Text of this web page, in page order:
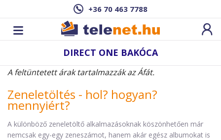
+36 70 463 7788
DIRECT ONE BAKÓCA
A feltüntetett árak tartalmazzák az Áfát.
Zeneletöltés - hol? hogyan?
mennyiért?
A különböző zeneletöltő alkalmazásoknak köszönhetően már
nemcsak egy-egy zeneszámot, hanem akár egész albumokat is